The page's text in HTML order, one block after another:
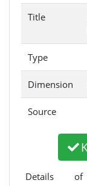
Title
Type
Dimension
Source
Details of